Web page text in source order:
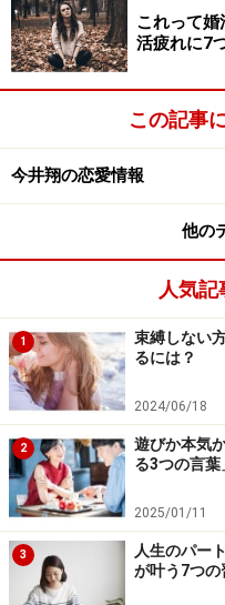
デメリットとメリットを
ン婚活を使うかどうか
両方を整理してか
るのは遅くはありませ
とっては、よりうまい使
まずは、オンライン婚
オンライン婚活の
1.時間や場所にとらわれ
当然ながらオンラインで
できます。さらにいえば
ったり、生活スタイル
るわけです。自宅にい
わけですから、忙しい人
これって
活疲れに7
この記事
今井翔の恋愛情報
他の
人気記
1
束縛しない
るには？
2024/06/18
2
遊びか本気
る3つの言葉
2025/01/11
3
人生のパー
が叶う7つの